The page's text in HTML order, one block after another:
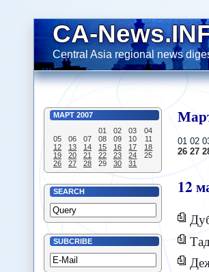
CA-
Central Asia regional news
МАРТ 2007
01
02 03
04
05
06 07 08 09 10
11
12
13 14 15 16 17
18
19
20 21 22 23 24
25
26
27 28 29 30 31
SEARCH
SUBCRIBE
01 02
26 27
12